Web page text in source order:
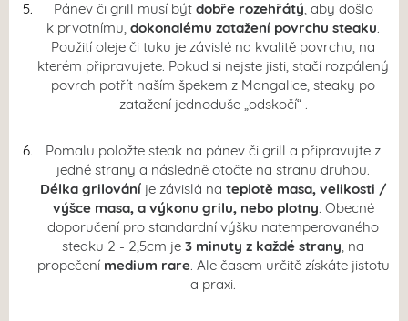
Pánev či grill musí být dobře rozehřátý , aby došlo
k prvotnímu, dokonalému zatažení povrchu steaku
Použití oleje či tuku je závislé na kvalitě povrchu, na
kterém připravujete. Pokud si nejste jisti, stačí rozpálený
povrch potřít naším špekem z Mangalice, steaky po
zatažení jednoduše „odskočí“ .
Pomalu položte steak na pánev či grill a připravujte z
jedné strany a následně otočte na stranu druhou.
Délka grilováníje závislá na teplotě masa, velikosti /
výšce masa, a výkonu grilu, nebo plotny. Obecné
doporučení pro standardní výšku natemperovaného
steaku 2 - 2,5cm je 3 minuty z každé strany, na
propečení medium rare. Ale časem určitě získáte jistotu
a praxi.